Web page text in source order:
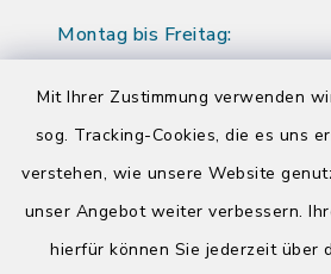
Mit Ihrer Zustimmung verwenden
sog. Tracking-Cookies, die es uns
verstehen, wie unsere Website
unser Angebot weiter verbessern.
hierfür können Sie jederzeit über
Montag bis Freitag:
Donnerstag zusätzlich:
14:00-17:00 Uhr
Quicklinks